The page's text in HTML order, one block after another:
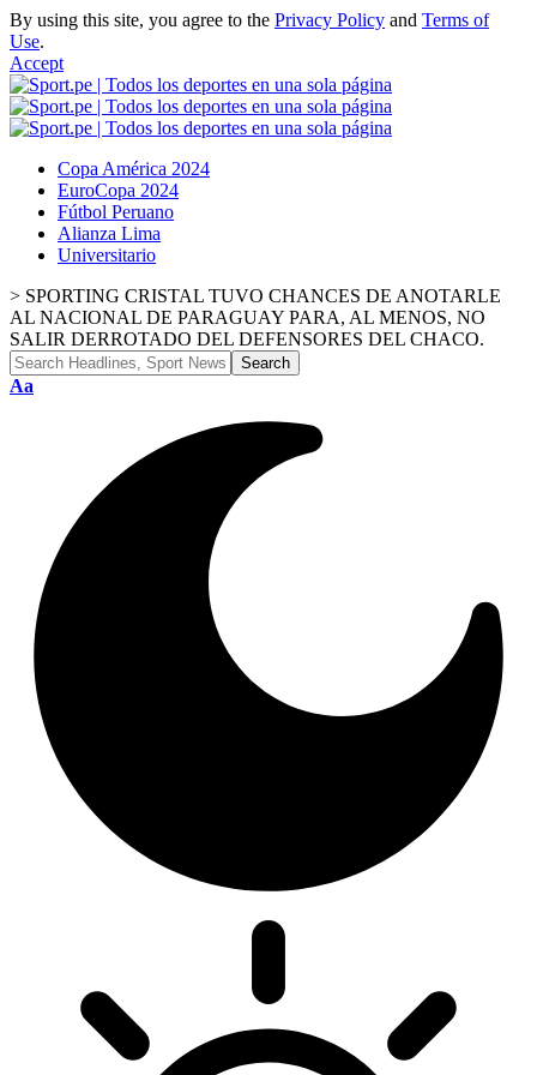
By using this site, you agree to the Privacy Policy and Terms of
Use.
Accept
Copa América 2024
EuroCopa 2024
Fútbol Peruano
Alianza Lima
Universitario
> SPORTING CRISTAL TUVO CHANCES DE ANOTARLE
AL NACIONAL DE PARAGUAY PARA, AL MENOS, NO
SALIR DERROTADO DEL DEFENSORES DEL CHACO.
Font
Aa